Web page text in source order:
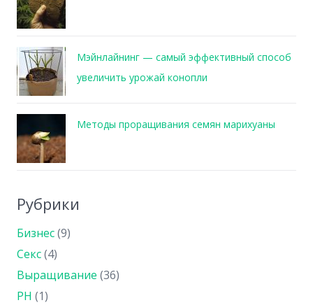
Мэйнлайнинг — самый эффективный способ
увеличить урожай конопли
Методы проращивания семян марихуаны
Рубрики
Бизнес(9)
Секс(4)
Выращивание (36)
PH (1)